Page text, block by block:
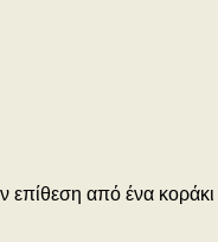
επίθεση από ένα κοράκι